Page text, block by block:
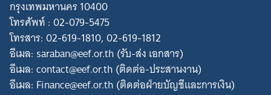
Search
for:
กรุงเทพมหานคร 10400
โทรศัพท์ : 02-079-5475
โทรสาร: 02-619-1810, 02-619-1812
อีเมล: saraban@eef.or.th (รับ-ส่ง เอกสาร)
อีเมล: contact@eef.or.th (ติดต่อ-ประสานงาน)
อีเมล: Finance@eef.or.th (ติดต่อฝ่ายบัญชีและการเงิน)